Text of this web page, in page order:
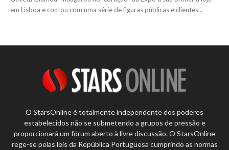
em Lisboa e contou com uma série de figuras públicas e clientes...
O StarsOnline é totalmente independente dos poderes
estabelecidos não se submetendo a grupos de pressão e
proporcionará um fórum aberto à livre discussão. O StarsOnline
rege-se pelas leis da República Portuguesa cumprindo as normas